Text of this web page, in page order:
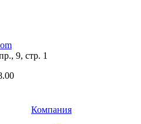
9, стр. 1
Компания